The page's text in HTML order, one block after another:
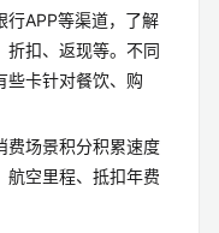
行APP等渠道，了解
折扣、返现等。不同
些卡针对餐饮、购
费场景积分积累速度
航空里程、抵扣年费